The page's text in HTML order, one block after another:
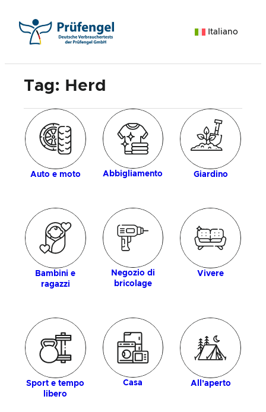
contenuto
Italiano
Tag: Herd
Auto e moto Abbigliamento Giardino
Bambini e
ragazzi
Negozio di
bricolage
Vivere
Sport e tempo
libero
Casa All’aperto